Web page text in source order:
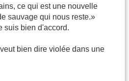
ce qui est une nouvelle
sauvage qui nous reste.»
suis bien d'accord.
bien dire violée dans une